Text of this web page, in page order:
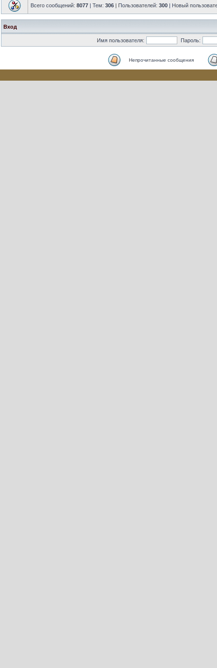
Всего сообщений: 8077 | Тем: 306 | Пользователей: 300 | Новый
Вход
Имя пользователя: Пароль:
Непрочитанные сообщения